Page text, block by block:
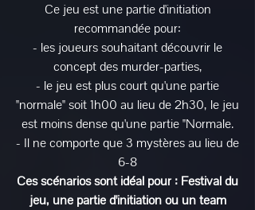
Ce jeu est une partie d'initiation
recommandée pour:
- les joueurs souhaitant découvrir le
concept des murder-parties,
- le jeu est plus court qu'une partie
"normale" soit 1h00 au lieu de 2h30, le jeu
est moins dense qu'une partie "Normale.
- Il ne comporte que 3 mystères au lieu de
6-8
Ces scénarios sont idéal pour: Festival du
jeu, une partie d'initiation ou un team